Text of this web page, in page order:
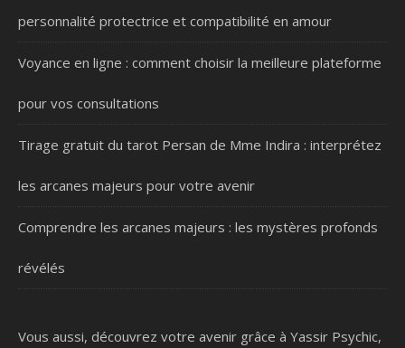
personnalité protectrice et compatibilité en amour
Voyance en ligne : comment choisir la meilleure plateforme
pour vos consultations
Tirage gratuit du tarot Persan de Mme Indira : interprétez
les arcanes majeurs pour votre avenir
Comprendre les arcanes majeurs : les mystères profonds
révélés
Vous aussi, découvrez votre avenir grâce à Yassir Psychic,